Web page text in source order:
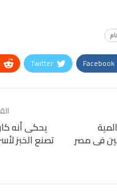
Facebook
Twitter
StumbleUpon
VK
LINE
BlackBerry فى مصر
يحكى أنه
تصنع الخبز